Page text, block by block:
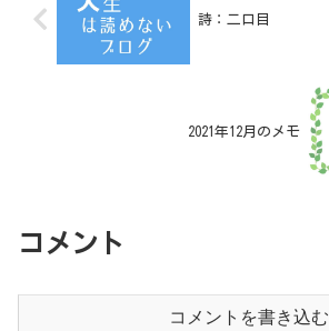
詩：二口目
2021年12月のメモ
コメント
コメントを書き込む